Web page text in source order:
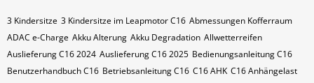
3 Kindersitze 3 Kindersitze im Leapmotor C16 Abmessungen Kofferraum
ADAC e-Charge Akku Alterung Akku Degradation Allwetterreifen
Auslieferung C16 2024 Auslieferung C16 2025 Bedienungsanleitung C16
Benutzerhandbuch C16 Betriebsanleitung C16 C16 AHK C16 Anhängelast